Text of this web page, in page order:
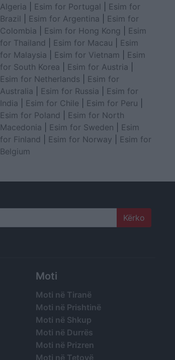
Algeria
Esim for Portugal
Esim for
Brazil
Esim for Argentina
Esim for
Colombia
Esim for Hong Kong
Esim
for Thailand
Esim for Macau
Esim
for Malaysia
Esim for Vietnam
Esim
for South Korea
Esim for Austria
Esim for Netherlands
Esim for
Australia
Esim for Russia
Esim for
India
Esim for Chile Esim for Peru
Esim for Poland
Esim for North
Macedonia
Esim for Sweden
Esim
for Finland
Esim for Norway
Esim for
Belgium
Moti
Moti në Tiranë
Moti në Prishtinë
Moti në Shkup
Moti në Durrës
Moti në Prizren
Moti në Tetovë